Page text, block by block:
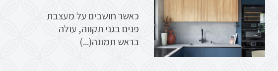
כאשר חושבים על מעצבת
פנים בגני תקווה, עולה
בראש תמונה(...)